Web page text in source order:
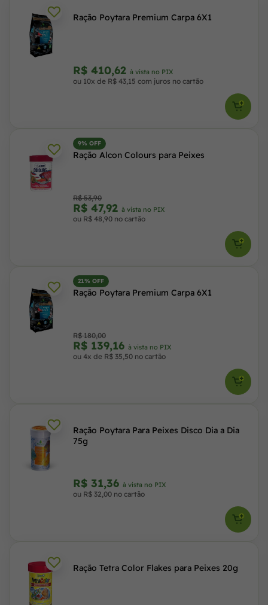
Ração Poytara Premium Carpa 6X1
R$ 410,62 à vista no PIX
ou 10x de R$ 43,15 com juros no cartão
9% OFF
Ração Alcon Colours para Peixes
R$ 53,90
R$ 47,92 à vista no PIX
ou R$ 48,90 no cartão
21% OFF
Ração Poytara Premium Carpa 6X1
R$ 180,00
R$ 139,16 à vista no PIX
ou 4x de R$ 35,50 no cartão
Ração Poytara Para Peixes Disco Dia a Dia
75g
R$ 31,36 à vista no PIX
ou R$ 32,00 no cartão
Ração Tetra Color Flakes para Peixes 20g